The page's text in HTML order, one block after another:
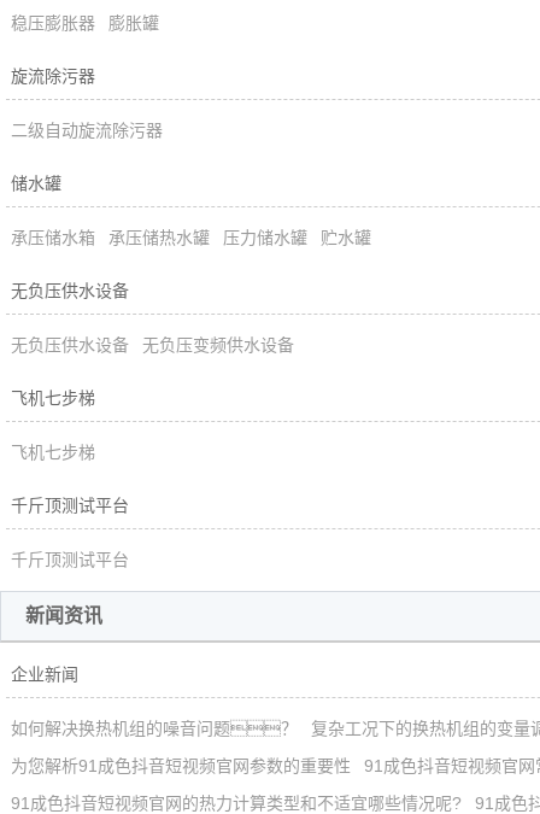
稳压膨胀器 膨胀罐
旋流除污器
二级自动旋流除污器
储水罐
承压储水箱 承压储热水罐 压力储水罐 贮水罐
无负压供水设备
无负压供水设备 无负压变频供水设备
飞机七步梯
飞机七步梯
千斤顶测试平台
千斤顶测试平台
新闻资讯
企业新闻
如何解决换热机组的噪音问题？
复杂工况下的换热机组的变量
为您解析91成色抖音短视频官网参数的重要性
91成色抖音短视频官
91成色抖音短视频官网的热力计算类型和不适宜哪些情况呢?
91成色